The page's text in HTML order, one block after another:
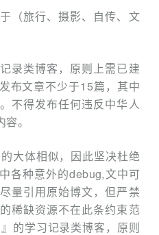
（旅行、摄影、自传、文
录类博客，原则上需已建
布文章不少于15篇，其中
不得发布任何违反中华人
。
大体相似，因此坚决杜绝
各种意外的debug,文中可
量引用原始博文，但严禁
稀缺资源不在此条约束范
的学习记录类博客，原则